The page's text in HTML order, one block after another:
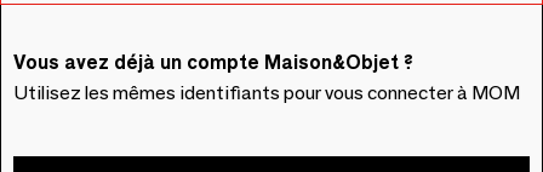
Vous avez déjà un compte Maison&Objet ?
Utilisez les mêmes identifiants pour vous connecter à MOM